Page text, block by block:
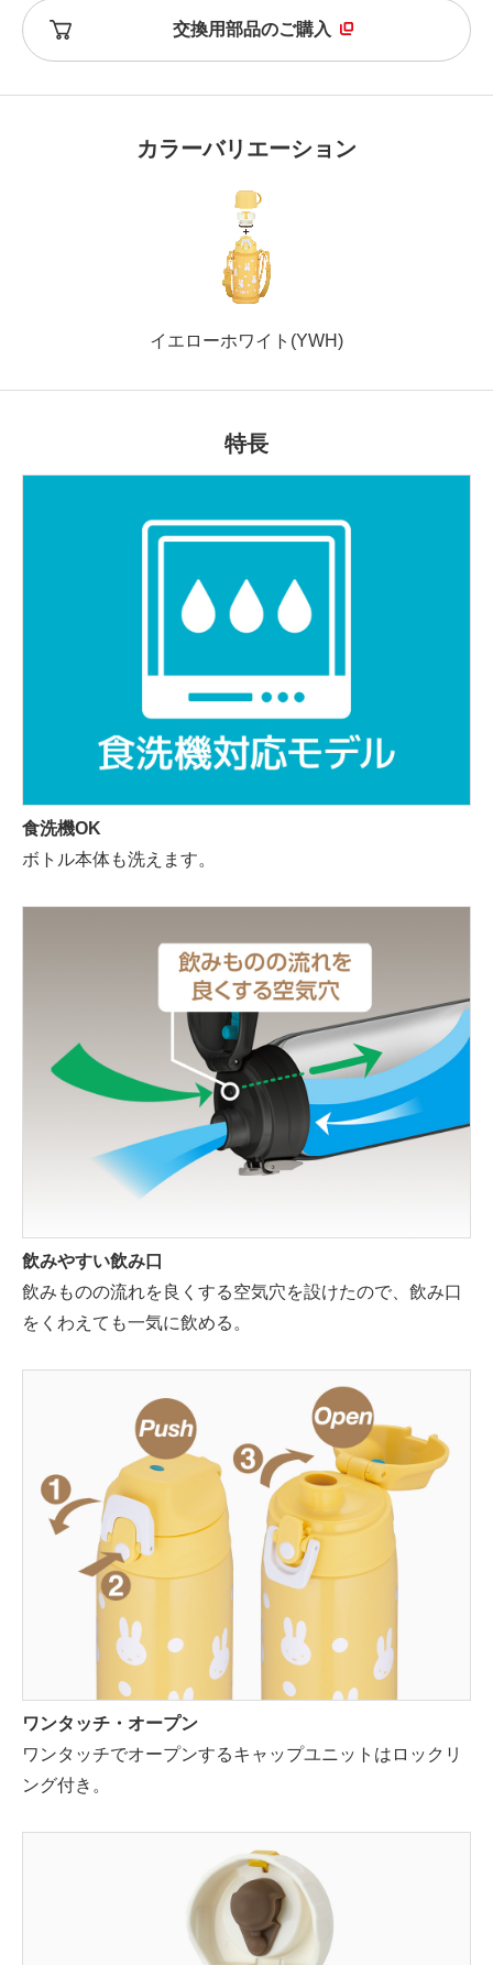
交換用部品のご購入
カラーバリエーション
イエローホワイト(YWH)
特長
食洗機OK
ボトル本体も洗えます。
飲みやすい飲み口
飲みものの流れを良くする空気穴を設けたので、飲み口
をくわえても一気に飲める。
ワンタッチ・オープン
ワンタッチでオープンするキャップユニットはロックリ
ング付き。